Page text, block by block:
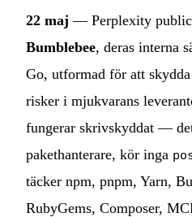
22 maj — Perplexity
Bumblebee, deras interna
Go, utformad för att
risker i mjukvarans
fungerar skrivskyddat —
pakethanterare, kör inga
täcker npm, pnpm, Yarn,
RubyGems, Composer,